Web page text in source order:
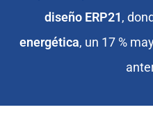
diseño ERP21,
energética, un 17 %